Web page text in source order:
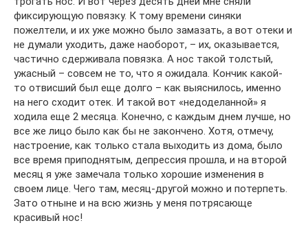
фиксирующую повязку. К тому времени синяки
пожелтели, и их уже можно было замазать, а вот отеки и
не думали уходить, даже наоборот, – их, оказывается,
частично сдерживала повязка. А нос такой толстый,
ужасный – совсем не то, что я ожидала. Кончик какой-
то отвисший был еще долго – как выяснилось, именно
на него сходит отек. И такой вот «недоделанной» я
ходила еще 2 месяца. Конечно, с каждым днем лучше, но
все же лицо было как бы не закончено. Хотя, отмечу,
настроение, как только стала выходить из дома, было
все время приподнятым, депрессия прошла, и на второй
месяц я уже замечала только хорошие изменения в
своем лице. Чего там, месяц-другой можно и потерпеть.
Зато отныне и на всю жизнь у меня потрясающе
красивый нос!